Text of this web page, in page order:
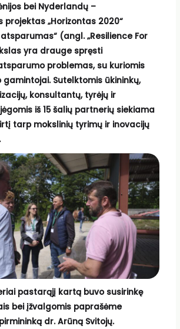
bei Nyderlandų –
„Horizontas 2020“
(angl. „Resilience For
yra drauge spręsti
problemas, su kuriomis
gamintojai. Sutelktomis ūkininkų,
konsultantų, tyrėjų ir
iš 15 šalių partnerių siekiama
tarp mokslinių tyrimų ir inovacijų
pastarąjį kartą buvo susirinkę
bei įžvalgomis paprašėme
dr. Arūną Svitojų.